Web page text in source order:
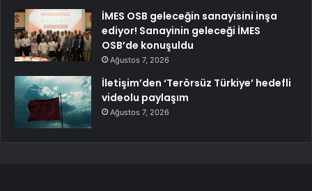
İMES OSB geleceğin sanayisini inşa
ediyor! Sanayinin geleceği İMES
OSB’de konuşuldu
Ağustos 7, 2026
İletişim’den ‘Terörsüz Türkiye’ hedefli
videolu paylaşım
Ağustos 7, 2026